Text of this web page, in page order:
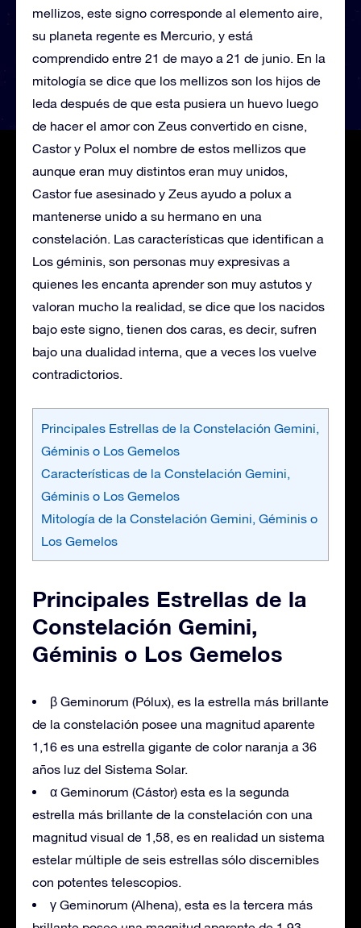
mellizos, este signo corresponde al elemento aire,
su planeta regente es Mercurio, y está
comprendido entre 21 de mayo a 21 de junio. En la
mitología se dice que los mellizos son los hijos de
leda después de que esta pusiera un huevo luego
de hacer el amor con Zeus convertido en cisne,
Castor y Polux el nombre de estos mellizos que
aunque eran muy distintos eran muy unidos,
Castor fue asesinado y Zeus ayudo a polux a
mantenerse unido a su hermano en una
constelación. Las características que identifican a
Los géminis, son personas muy expresivas a
quienes les encanta aprender son muy astutos y
valoran mucho la realidad, se dice que los nacidos
bajo este signo, tienen dos caras, es decir, sufren
bajo una dualidad interna, que a veces los vuelve
contradictorios.
Principales Estrellas de la Constelación Gemini,
Géminis o Los Gemelos
Características de la Constelación Gemini,
Géminis o Los Gemelos
Mitología de la Constelación Gemini, Géminis o
Los Gemelos
Principales Estrellas de la
Constelación Gemini,
Géminis o Los Gemelos
β Geminorum (Pólux), es la estrella más brillante
de la constelación posee una magnitud aparente
1,16 es una estrella gigante de color naranja a 36
años luz del Sistema Solar.
α Geminorum (Cástor) esta es la segunda
estrella más brillante de la constelación con una
magnitud visual de 1,58, es en realidad un sistema
estelar múltiple de seis estrellas sólo discernibles
con potentes telescopios.
γ Geminorum (Alhena), esta es la tercera más